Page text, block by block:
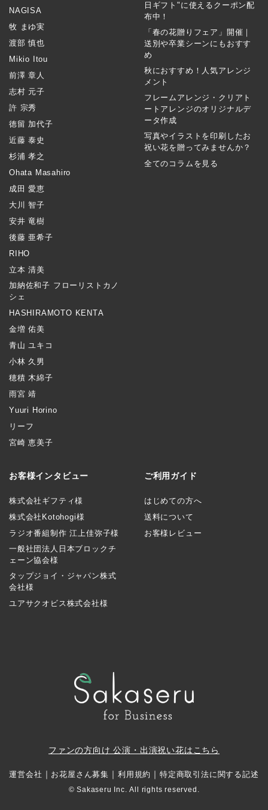
NAGISA
牧 まゆ実
渡部 慎也
Mikio Itou
前澤 章人
志村 元子
許 宗秀
徳留 加代子
近藤 泰史
杉浦 孝之
Ohata Masahiro
成田 愛恵
大川 智子
安井 竜樹
後藤 亜希子
RIHO
立本 清美
加納佐和子 フローリストカノ
シェ
HASHIRAMOTO KENTA
金増 佑美
青山 ユキコ
小林 久男
穂積 木綿子
雨宮 靖
Yuuri Horino
リーフ
宮崎 恵美子
日ギフト"に使えるクーポン配
布中！
「春の花贈りフェア」開催｜
送別や卒業シーンにもおすす
め
秋におすすめ！人気アレンジ
メント
フレームアレンジ・クリアト
ートアレンジのオリジナルデ
ータ作成
写真やイラストを印刷したお
祝い花を贈ってみませんか？
全てのコラムを見る
お客様インタビュー
株式会社ギフティ様
株式会社Kotohogi様
ラジオ番組制作 江上佳弥子様
一般社団法人日本ブロックチ
ェーン協会様
タップジョイ・ジャパン株式
会社様
ユアサクオビス株式会社様
ご利用ガイド
はじめての方へ
送料について
お客様レビュー
ファンの方向け 公演・出演祝い花はこちら
運営会社 ｜ お花屋さん募集 ｜ 利用規約 ｜ 特定商取引法に関する記述
© Sakaseru Inc. All rights reserved.